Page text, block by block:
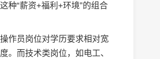
种“薪资+福利+环境”的组合
作员岗位对学历要求相对宽
。而技术类岗位，如电工、